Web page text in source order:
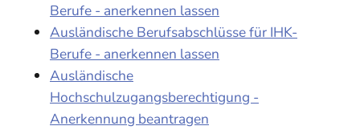
Berufe - anerkennen lassen
Ausländische Berufsabschlüsse für IHK-
Berufe - anerkennen lassen
Ausländische
Hochschulzugangsberechtigung -
Anerkennung beantragen